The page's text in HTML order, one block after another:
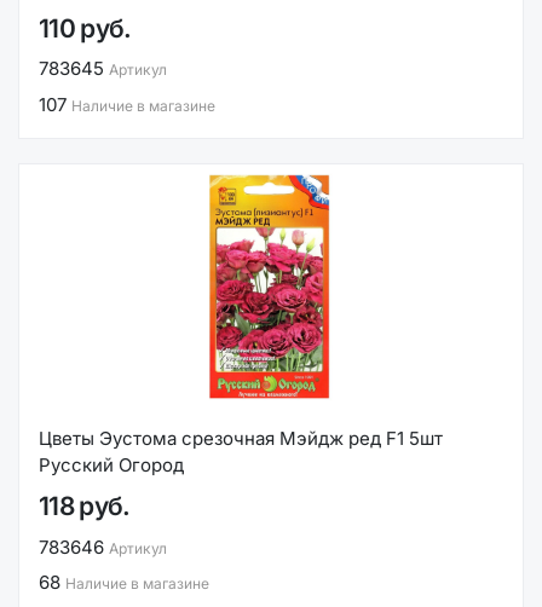
110 руб.
783645 Артикул
107 Наличие в магазине
Цветы Эустома срезочная Мэйдж ред F1 5шт
Русский Огород
118 руб.
783646 Артикул
68 Наличие в магазине